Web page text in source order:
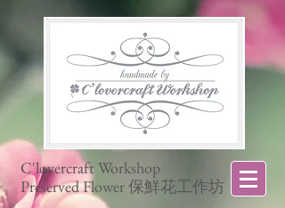
C'lovercraft Workshop
Preserved Flower 保鮮花工作坊